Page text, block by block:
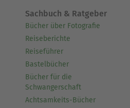
Sachbuch & Ratgeber
Bücher über Fotografie
Reiseberichte
Reiseführer
Bastelbücher
Bücher für die
Schwangerschaft
Achtsamkeits-Bücher